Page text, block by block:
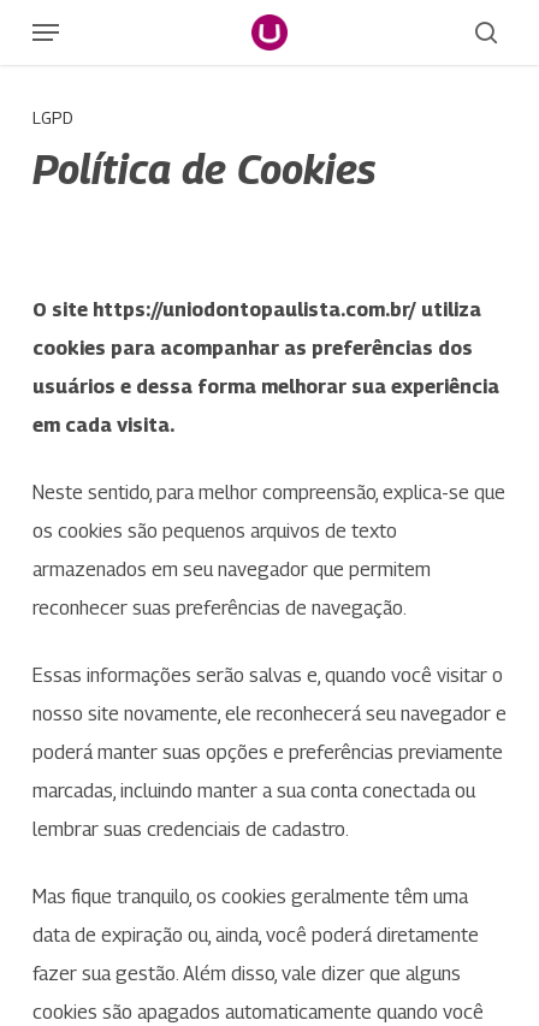
Menu
LGPD
Política de Cookies
O site https://uniodontopaulista.com.br/ utiliza
cookies para acompanhar as preferências dos
usuários e dessa forma melhorar sua experiência
em cada visita.
Neste sentido, para melhor compreensão, explica-se que
os cookies são pequenos arquivos de texto
armazenados em seu navegador que permitem
reconhecer suas preferências de navegação.
Essas informações serão salvas e, quando você visitar o
nosso site novamente, ele reconhecerá seu navegador e
poderá manter suas opções e preferências previamente
marcadas, incluindo manter a sua conta conectada ou
lembrar suas credenciais de cadastro.
Mas fique tranquilo, os cookies geralmente têm uma
data de expiração ou, ainda, você poderá diretamente
fazer sua gestão. Além disso, vale dizer que alguns
cookies são apagados automaticamente quando você